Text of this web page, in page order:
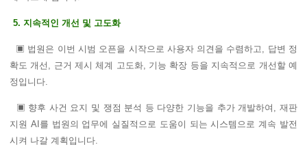
5. 지속적인 개선 및 고도화
▣ 법원은 이번 시범 오픈을 시작으로 사용자 의견을 수렴하고, 답변 정
확도 개선, 근거 제시 체계 고도화, 기능 확장 등을 지속적으로 개선할 예
정입니다.
▣ 향후 사건 요지 및 쟁점 분석 등 다양한 기능을 추가 개발하여, 재판
지원 AI를 법원의 업무에 실질적으로 도움이 되는 시스템으로 계속 발전
시켜 나갈 계획입니다.